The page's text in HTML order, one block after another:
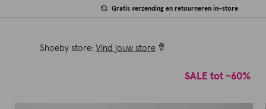
Gratis verzending en retourneren in-store
Shoeby store: Vind jouw store
SALE tot -60%